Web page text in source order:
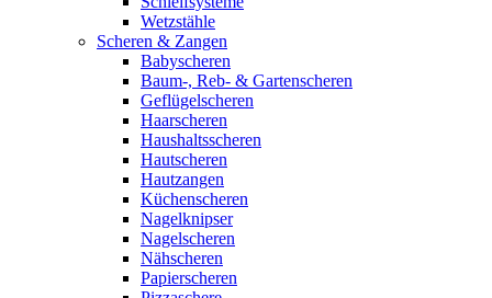
Wetzstähle
Scheren & Zangen
Babyscheren
Baum-, Reb- & Gartenscheren
Geflügelscheren
Haarscheren
Haushaltsscheren
Hautscheren
Hautzangen
Küchenscheren
Nagelknipser
Nagelscheren
Nähscheren
Papierscheren